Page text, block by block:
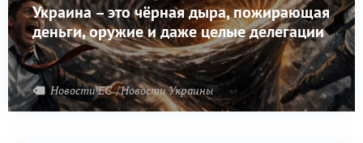
Украина – это чёрная дыра, пожирающая
деньги, оружие и даже целые делегации
Новости ЕС Новости Украины